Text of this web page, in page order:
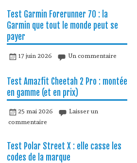
Test Garmin Forerunner 70 : la
Garmin que tout le monde peut se
payer
17 juin 2026 Un commentaire
Test Amazfit Cheetah 2 Pro : montée
en gamme (et en prix)
25 mai 2026
Laisser un
commentaire
Test Polar Street X : elle casse les
codes de la marque